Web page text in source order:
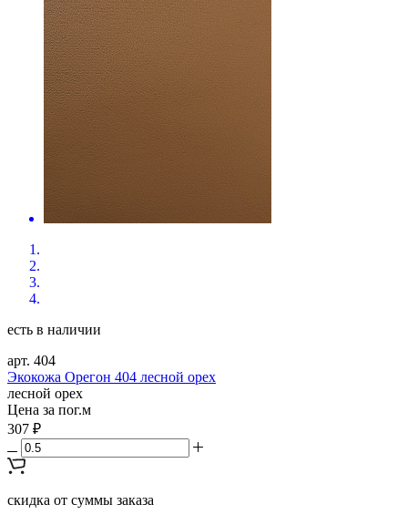
есть в наличии
арт. 404
Экокожа Орегон 404 лесной орех
лесной орех
Цена за пог.м
307 ₽
скидка от суммы заказа